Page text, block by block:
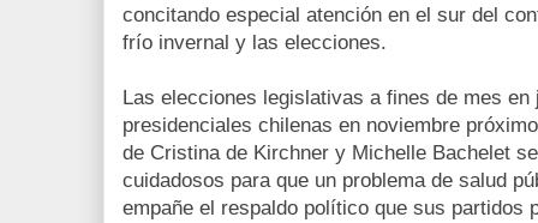
concitando especial atención en el sur del
frío invernal y las elecciones.
Las elecciones legislativas a fines de mes en
presidenciales chilenas en noviembre
de Cristina de Kirchner y Michelle Bachelet
cuidadosos para que un problema de salud
empañe el respaldo político que sus partidos